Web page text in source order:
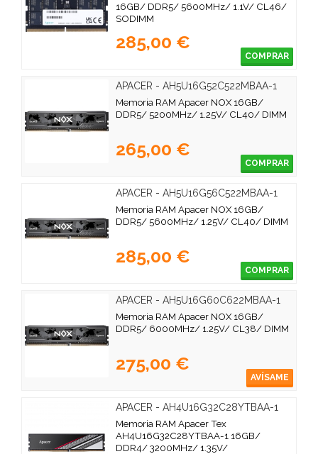
16GB/ DDR5/ 5600MHz/ 1.1V/ CL46/
SODIMM
285,00 €
COMPRAR
APACER - AH5U16G52C522MBAA-1
Memoria RAM Apacer NOX 16GB/
DDR5/ 5200MHz/ 1.25V/ CL40/ DIMM
265,00 €
COMPRAR
APACER - AH5U16G56C522MBAA-1
Memoria RAM Apacer NOX 16GB/
DDR5/ 5600MHz/ 1.25V/ CL40/ DIMM
285,00 €
COMPRAR
APACER - AH5U16G60C622MBAA-1
Memoria RAM Apacer NOX 16GB/
DDR5/ 6000MHz/ 1.25V/ CL38/ DIMM
275,00 €
AVÍSAME
APACER - AH4U16G32C28YTBAA-1
Memoria RAM Apacer Tex
AH4U16G32C28YTBAA-1 16GB/
DDR4/ 3200MHz/ 1.35V/